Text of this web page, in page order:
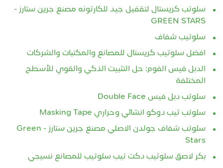
سلوتب كريستال لتقفيل جيد للكارتونه مصنع جرين ستارز -
GREEN STARS
سلوتيب شفاف
افضل سلوتيب كريستال للمصانع والمكتبات والشركات
الدبل فيس الفوم: حل التثبيت الذكي والقوي للأسطح
المختلفة
سلوتب دبل فيس Double Face‏
سلوتب تيب دوكو انشائي وحراري Masking Tape
سلوتب شفاف جولدن الاصلي مصنع جرين ستارز - Green
Stars
بكر لاصق سلوتيب دكت تيب سلوتيب للمصانع نسيجي